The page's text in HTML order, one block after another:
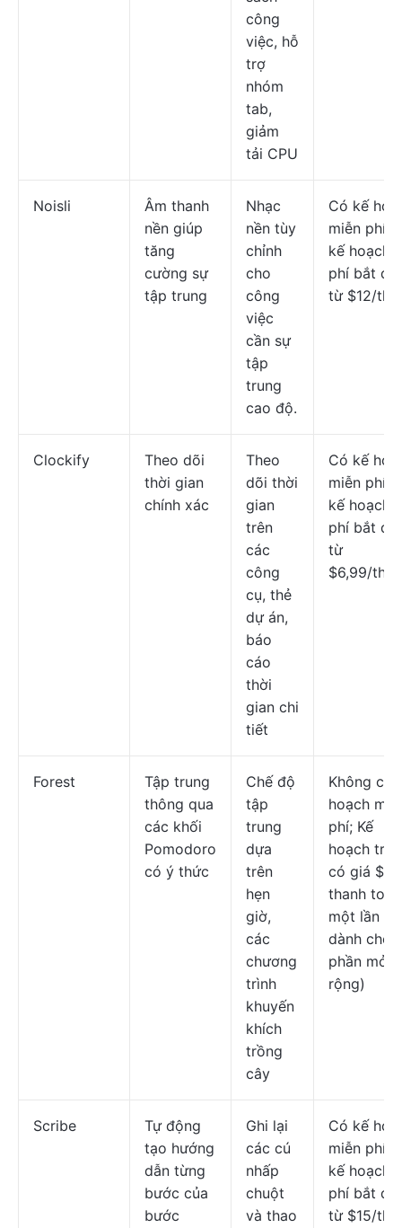
công
việc, hỗ
trợ
nhóm
tab,
giảm
tải CPU
Noisli
Âm thanh
nền giúp
tăng
cường sự
tập trung
Nhạc
nền tùy
chỉnh
cho
công
việc
cần sự
tập
trung
cao độ.
Có kế
miễn phí;
kế hoạch
phí bắt
từ $12/
Clockify
Theo dõi
thời gian
chính xác
Theo
dõi thời
gian
trên
các
công
cụ, thẻ
dự án,
báo
cáo
thời
gian chi
tiết
Có kế
miễn phí;
kế hoạch
phí bắt
từ
$6,99/
Forest
Tập trung
thông qua
các khối
Pomodoro
có ý thức
Chế độ
tập
trung
dựa
trên
hẹn
giờ,
các
chương
trình
khuyến
khích
trồng
cây
Không có
hoạch
phí; Kế
hoạch trả
có giá
thanh toán
một lần
dành cho
phần mở
rộng)
Scribe
Tự động
tạo hướng
dẫn từng
bước của
bước
Ghi lại
các cú
nhấp
chuột
và thao
Có kế
miễn phí;
kế hoạch
phí bắt
từ $15/